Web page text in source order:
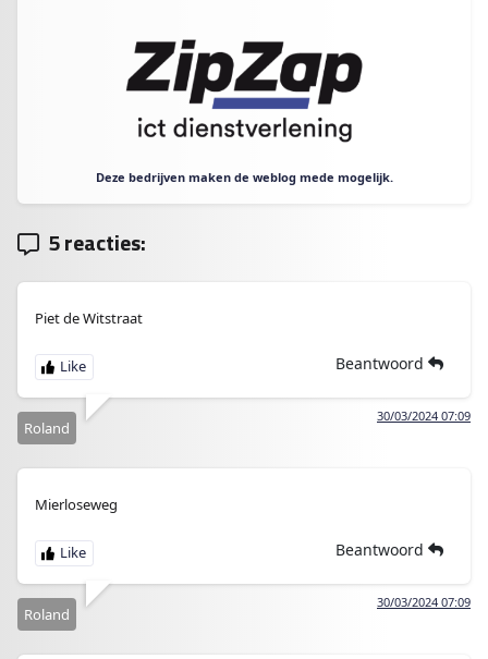
Deze bedrijven maken de weblog mede mogelijk.
5 reacties:
Piet de Witstraat
Beantwoord
30/03/2024 07:09
Roland
Mierloseweg
Beantwoord
30/03/2024 07:09
Roland